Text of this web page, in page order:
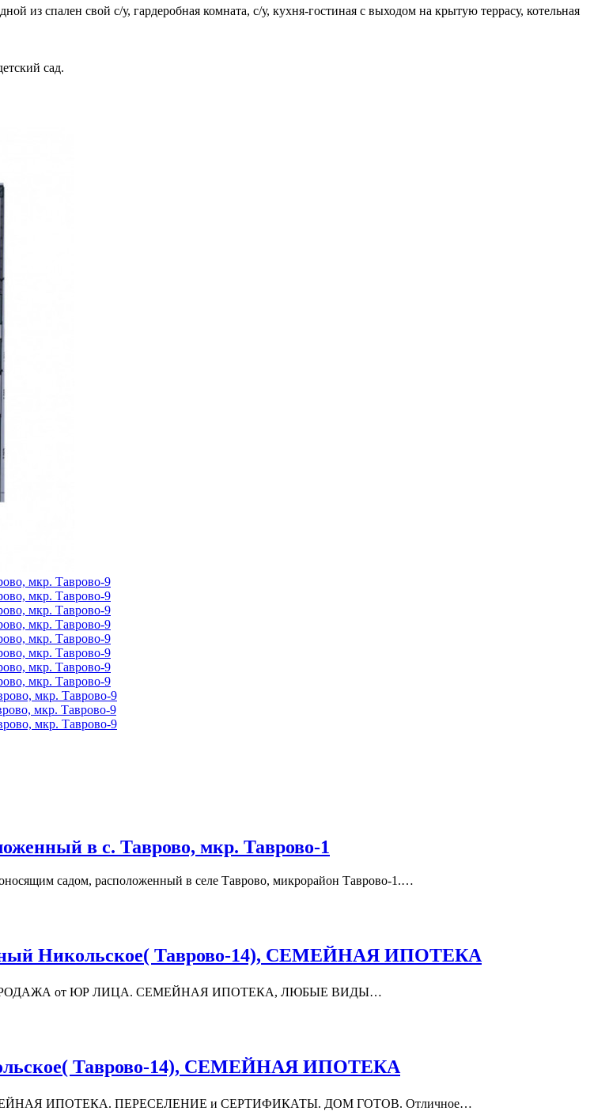
из спален свой с/у, гардеробная комната, с/у, кухня-гостиная с выходом на крытую террасу, котельная
сад.
в с. Таврово, мкр. Таврово-1
садом, расположенный в селе Таврово, микрорайон Таврово-1.…
Никольское( Таврово-14), СЕМЕЙНАЯ ИПОТЕКА
ПРОДАЖА от ЮР ЛИЦА. СЕМЕЙНАЯ ИПОТЕКА, ЛЮБЫЕ ВИДЫ…
Таврово-14), СЕМЕЙНАЯ ИПОТЕКА
ИПОТЕКА. ПЕРЕСЕЛЕНИЕ и СЕРТИФИКАТЫ. ДОМ ГОТОВ. Отличное…